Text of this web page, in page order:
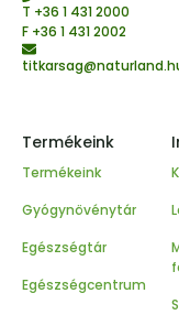
T +36 1 431 2000
F +36 1 431 2002
Termékeink
Termékeink
Gyógynövénytár
Egészségtár
Egészségcentrum